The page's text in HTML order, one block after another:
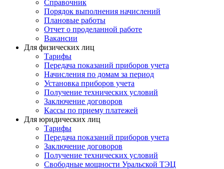
Справочник
Порядок выполнения начислений
Плановые работы
Отчет о проделанной работе
Вакансии
Для физических лиц
Тарифы
Передача показаний приборов учета
Начисления по домам за период
Установка приборов учета
Получение технических условий
Заключение договоров
Кассы по приему платежей
Для юридических лиц
Тарифы
Передача показаний приборов учета
Заключение договоров
Получение технических условий
Свободные мощности Уральской ТЭЦ